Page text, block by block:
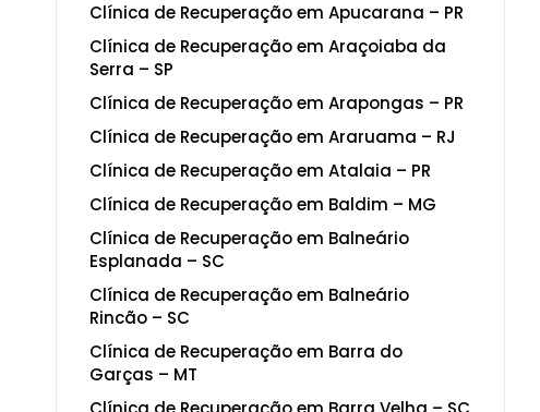
Clínica de Recuperação em Apucarana – PR
Clínica de Recuperação em Araçoiaba da
Serra – SP
Clínica de Recuperação em Arapongas – PR
Clínica de Recuperação em Araruama – RJ
Clínica de Recuperação em Atalaia – PR
Clínica de Recuperação em Baldim – MG
Clínica de Recuperação em Balneário
Esplanada – SC
Clínica de Recuperação em Balneário
Rincão – SC
Clínica de Recuperação em Barra do
Garças – MT